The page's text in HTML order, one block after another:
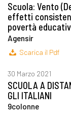
Scuola: Vento
effetti
povertà
Agensir
Scarica il Pdf
30 Marzo 2021
SCUOLA A
GLI ITALIANI
9colonne